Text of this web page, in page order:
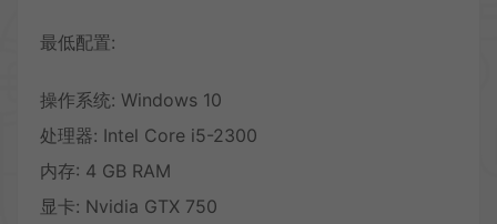
最低配置:
操作系统: Windows 10
处理器: Intel Core i5-2300
内存: 4 GB RAM
显卡: Nvidia GTX 750